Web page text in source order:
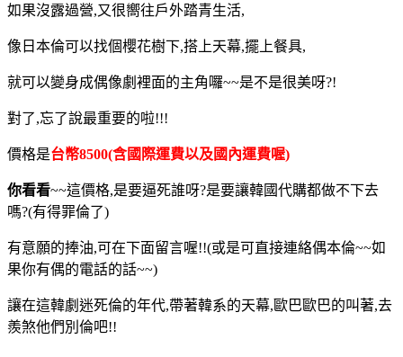
如果沒露過營,又很嚮往戶外踏青生活,
像日本倫可以找個櫻花樹下,搭上天幕,擺上餐具,
就可以變身成偶像劇裡面的主角囉~~是不是很美呀?!
對了,忘了說最重要的啦!!!
價格是台幣8500(含國際運費以及國內運費喔)
你看看~~這價格,是要逼死誰呀?是要讓韓國代購都做不下去
嗎?(有得罪倫了)
有意願的捧油,可在下面留言喔!!(或是可直接連絡偶本倫~~如
果你有偶的電話的話~~)
讓在這韓劇迷死倫的年代,帶著韓系的天幕,歐巴歐巴的叫著,去
羨煞他們別倫吧!!